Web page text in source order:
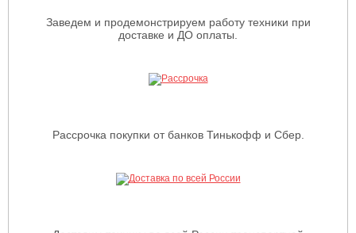
Заведем и продемонстрируем работу техники при
доставке и ДО оплаты.
Рассрочка покупки от банков Тинькофф и Сбер.